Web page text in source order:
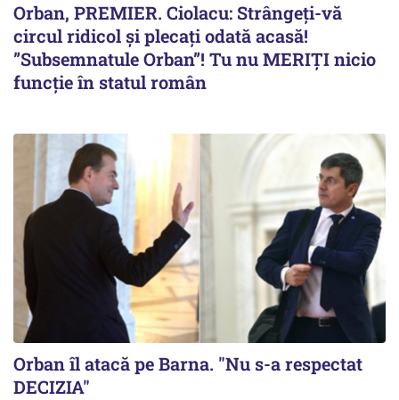
Orban, PREMIER. Ciolacu: Strângeți-vă
circul ridicol și plecați odată acasă!
”Subsemnatule Orban”! Tu nu MERIȚI nicio
funcție în statul român
Orban îl atacă pe Barna. "Nu s-a respectat
DECIZIA"